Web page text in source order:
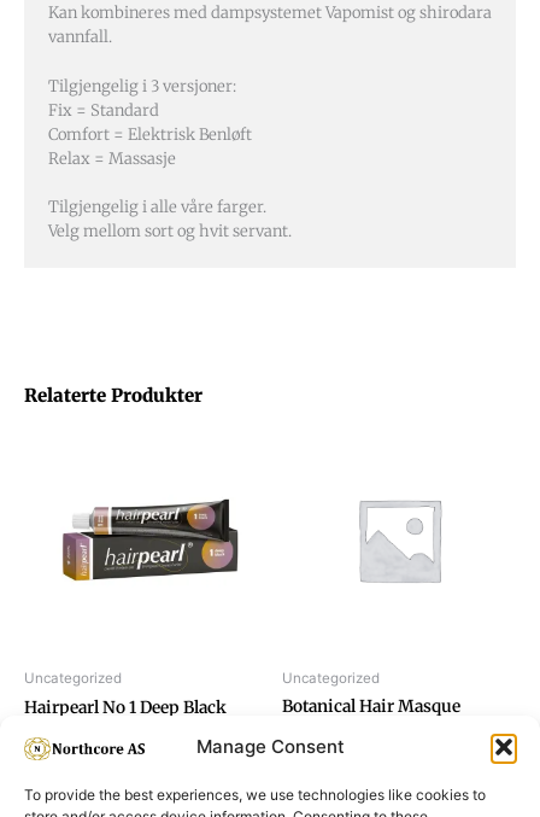
Manage Consent
To provide the best experiences, we use technologies like cookies to
Relaterte Produkter
Uncategorized
Hairpearl No 1 Deep Black
Uncategorized
Botanical Hair Masque
Kan kombineres med dampsystemet Vapomist og shirodara
vannfall.
Tilgjengelig i 3 versjoner:
Fix = Standard
Comfort = Elektrisk Benløft
Relax = Massasje
Tilgjengelig i alle våre farger.
Velg mellom sort og hvit servant.